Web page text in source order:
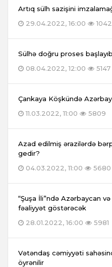
Artıq sülh sazişini
29.04.2022, 16:00
Sülhə doğru proses başlayıb
08.04.2022, 12:00
5147
Çankaya Köşkündə
11.03.2022, 11:00
5809
Azad edilmiş ərazilərdə
gedir?
04.03.2022, 11:00
5680
“Şuşa İli”ndə Azərbaycan
fəaliyyət göstərəcək
28.01.2022, 16:00
5981
Vətəndaş cəmiyyəti
öyrənilir